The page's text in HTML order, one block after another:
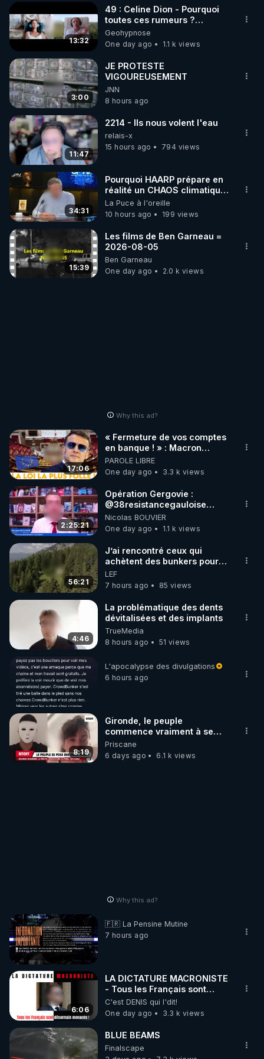
▶ 30 jours gratuit sur l’application de méditation et
de bien-être ENVOL :
Rendez-vous sur https://www.envol.app/code
le code : REGENERE
13:32
49 : Celine Dion - Pourquoi
toutes ces rumeurs ?
Enquête sous hypnose
Geohypnose
One day ago
1.1 k views
3:00
JE PROTESTE
VIGOUREUSEMENT
JNN
8 hours ago
11:47
2214 - Ils nous volent l'eau
relais-x
15 hours ago
794 views
34:31
Pourquoi HAARP prépare en
réalité un CHAOS climatique,
on répond
La Puce à l'oreille
10 hours ago
199 views
15:39
Les films de Ben Garneau =
2026-08-05
Ben Garneau
One day ago
2.0 k views
Why this ad?
17:06
« Fermeture de vos comptes
en banque ! » : Macron
impose une loi folle !
PAROLE LIBRE
One day ago
3.3 k views
2:25:21
Opération Gergovie :
‪@38resistancegauloise‬
‪@MarionSigautOfficiel‬
‪@gladysriifard5710‬ Laëtitia
Nicolas BOUVIER
One day ago
1.1 k views
56:21
J’ai rencontré ceux qui
achètent des bunkers pour
survivre à la fin du monde
LEF
7 hours ago
85 views
4:46
La problématique des dents
dévitalisées et des implants
TrueMedia
8 hours ago
51 views
L'apocalypse des divulgations
6 hours ago
8:19
Gironde, le peuple
commence vraiment à se
poser des questions !
Qu'est-ce qu'il nous cache...
Priscane
6 days ago
6.1 k views
Why this ad?
🇫🇷 La Pensine Mutine
7 hours ago
6:06
LA DICTATURE MACRONISTE
- Tous les Français sont
désormais menacés !
C'est DENIS qui l'dit!
One day ago
3.3 k views
BLUE BEAMS
Finalscape